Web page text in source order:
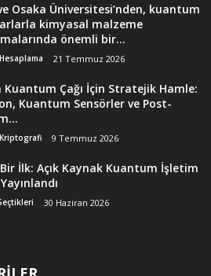
Osaka Üniversitesi’nden, kuantum
kimyasal malzeme
önemli bir...
21 Temmuz 2026
Kuantum Çağı İçin Stratejik Hamle:
Kuantum Sensörler ve Post-
9 Temmuz 2026
Bir İlk: Açık Kaynak Kuantum İşletim
30 Haziran 2026